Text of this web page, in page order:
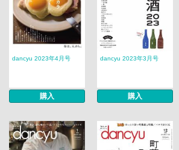
dancyu 2023年4月号
購入
dancyu 2023年3月号
購入